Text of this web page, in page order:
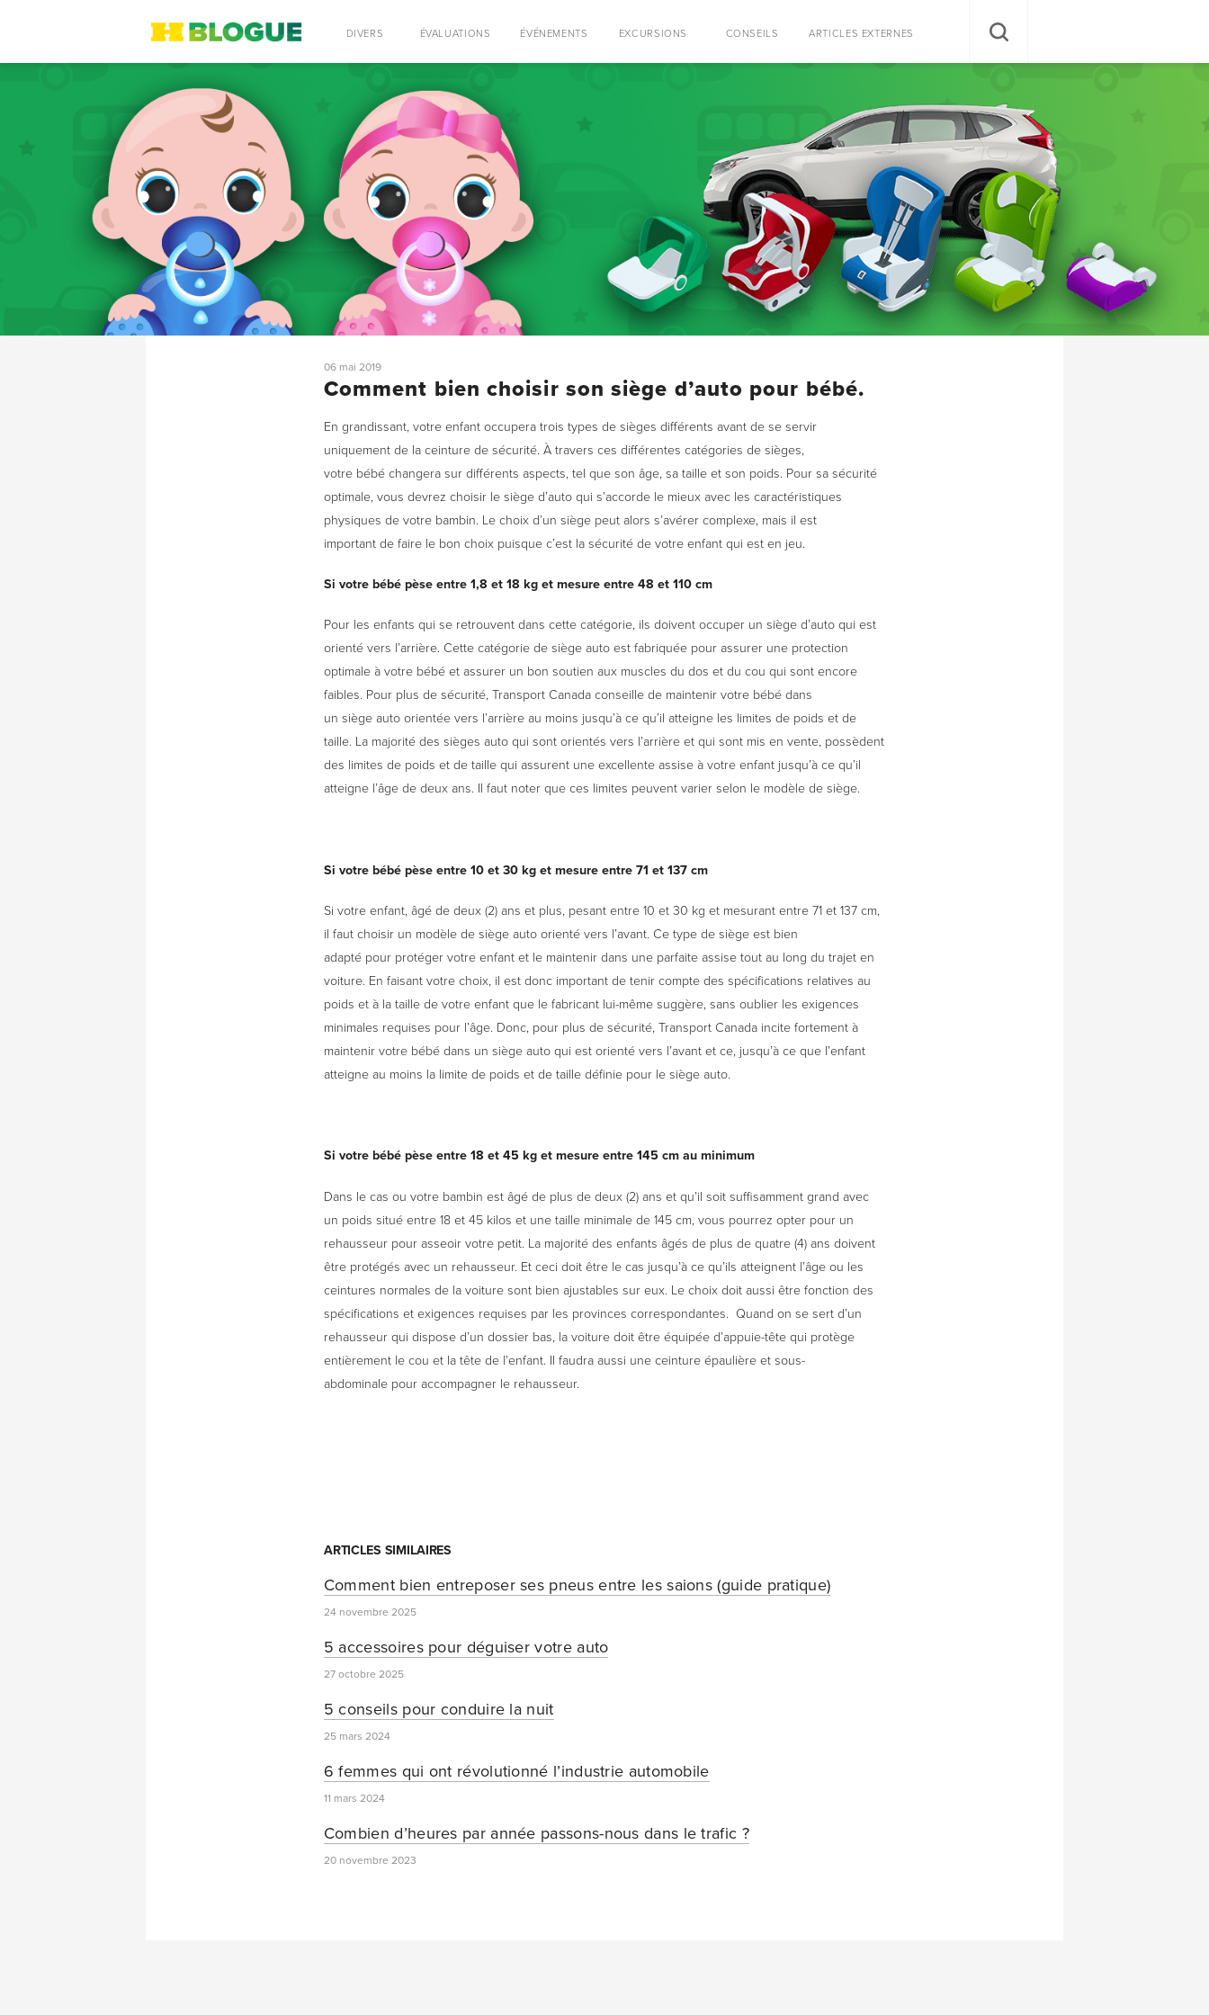
DIVERS ÉVALUATIONS ÉVÉNEMENTS EXCURSIONS CONSEILS ARTICLES EXTERNES
RECHERCHE RECHERCHER
06 mai 2019
Comment bien choisir son siège d’auto pour bébé.
En grandissant, votre enfant occupera trois types de sièges différents avant de se servir
uniquement de la ceinture de sécurité. À travers ces différentes catégories de sièges,
votre bébé changera sur différents aspects, tel que son âge, sa taille et son poids. Pour sa sécurité
optimale, vous devrez choisir le siège d’auto qui s’accorde le mieux avec les caractéristiques
physiques de votre bambin. Le choix d’un siège peut alors s’avérer complexe, mais il est
important de faire le bon choix puisque c’est la sécurité de votre enfant qui est en jeu.
Si votre bébé pèse entre 1,8 et 18 kg et mesure entre 48 et 110 cm
Pour les enfants qui se retrouvent dans cette catégorie, ils doivent occuper un siège d’auto qui est
orienté vers l’arrière. Cette catégorie de siège auto est fabriquée pour assurer une protection
optimale à votre bébé et assurer un bon soutien aux muscles du dos et du cou qui sont encore
faibles. Pour plus de sécurité, Transport Canada conseille de maintenir votre bébé dans
un siège auto orientée vers l’arrière au moins jusqu’à ce qu’il atteigne les limites de poids et de
taille. La majorité des sièges auto qui sont orientés vers l’arrière et qui sont mis en vente, possèdent
des limites de poids et de taille qui assurent une excellente assise à votre enfant jusqu’à ce qu’il
atteigne l’âge de deux ans. Il faut noter que ces limites peuvent varier selon le modèle de siège.
Si votre bébé pèse entre 10 et 30 kg et mesure entre 71 et 137 cm
Si votre enfant, âgé de deux (2) ans et plus, pesant entre 10 et 30 kg et mesurant entre 71 et 137 cm,
il faut choisir un modèle de siège auto orienté vers l’avant. Ce type de siège est bien
adapté pour protéger votre enfant et le maintenir dans une parfaite assise tout au long du trajet en
voiture. En faisant votre choix, il est donc important de tenir compte des spécifications relatives au
poids et à la taille de votre enfant que le fabricant lui-même suggère, sans oublier les exigences
minimales requises pour l’âge. Donc, pour plus de sécurité, Transport Canada incite fortement à
maintenir votre bébé dans un siège auto qui est orienté vers l’avant et ce, jusqu’à ce que l’enfant
atteigne au moins la limite de poids et de taille définie pour le siège auto.
Si votre bébé pèse entre 18 et 45 kg et mesure entre 145 cm au minimum
Dans le cas ou votre bambin est âgé de plus de deux (2) ans et qu’il soit suffisamment grand avec
un poids situé entre 18 et 45 kilos et une taille minimale de 145 cm, vous pourrez opter pour un
rehausseur pour asseoir votre petit. La majorité des enfants âgés de plus de quatre (4) ans doivent
être protégés avec un rehausseur. Et ceci doit être le cas jusqu’à ce qu’ils atteignent l’âge ou les
ceintures normales de la voiture sont bien ajustables sur eux. Le choix doit aussi être fonction des
spécifications et exigences requises par les provinces correspondantes. Quand on se sert d’un
rehausseur qui dispose d’un dossier bas, la voiture doit être équipée d’appuie-tête qui protège
entièrement le cou et la tête de l’enfant. Il faudra aussi une ceinture épaulière et sous-
abdominale pour accompagner le rehausseur.
ARTICLES SIMILAIRES
Comment bien entreposer ses pneus entre les saions (guide pratique)
24 novembre 2025
5 accessoires pour déguiser votre auto
27 octobre 2025
5 conseils pour conduire la nuit
25 mars 2024
6 femmes qui ont révolutionné l’industrie automobile
11 mars 2024
Combien d’heures par année passons-nous dans le trafic ?
20 novembre 2023